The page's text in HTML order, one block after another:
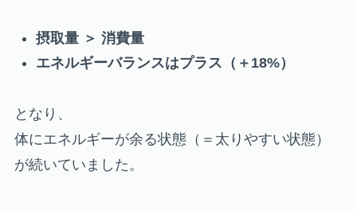
摂取量 ＞ 消費量
エネルギーバランスはプラス（＋18%）
となり、
体にエネルギーが余る状態（＝太りやすい状態）
が続いていました。